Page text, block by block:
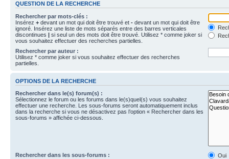
QUESTION DE LA RECHERCHE
Rechercher par mots-clés :
Insérez + devant un mot qui doit être trouvé et - devant un mot qui doit être
ignoré. Insérez une liste de mots séparés entre des barres verticales
discontinues | si seul un des mots doit être trouvé. Utilisez * comme joker si
vous souhaitez effectuer des recherches partielles.
Rechercher par auteur :
Utilisez * comme joker si vous souhaitez effectuer des recherches
partielles.
OPTIONS DE LA RECHERCHE
Rechercher dans le(s) forum(s) :
Sélectionnez le forum ou les forums dans le(s)quel(s) vous souhaitez
effectuer une recherche. Les sous-forums seront automatiquement inclus
dans la recherche si vous ne désactivez pas l’option « Rechercher dans les
sous-forums » affichée ci-dessous.
Rechercher dans les sous-forums :
Oui